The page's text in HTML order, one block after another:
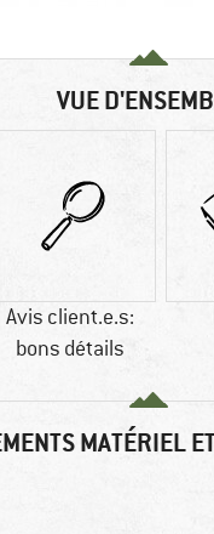
VUE
Avis client.e.s:
bons détails
MATÉRIEL